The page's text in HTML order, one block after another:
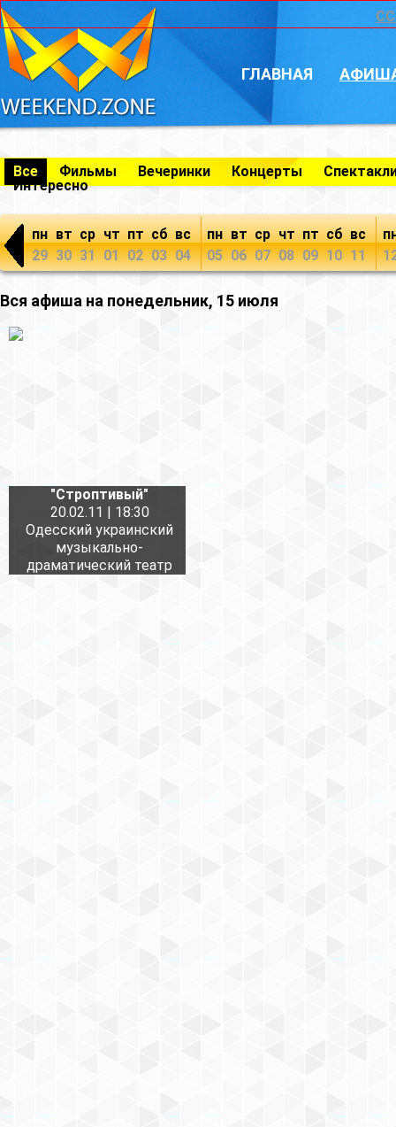
ГЛАВНАЯ
Все Фильмы Вечеринки Концерты
Интересно
пн
29
вт
30
ср
31
чт
01
пт
02
сб
03
вс
04
пн
05
вт
06
ср
07
чт
08
пт
09
сб
10
вс
11
Вся афиша на понедельник, 15 июля
"Строптивый"
20.02.11 | 18:30
Одесский украинский
музыкально-
драматический театр